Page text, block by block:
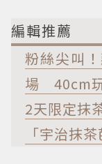
編輯推薦
粉絲尖叫
場 40cm
2天限定抹
「宇治抹